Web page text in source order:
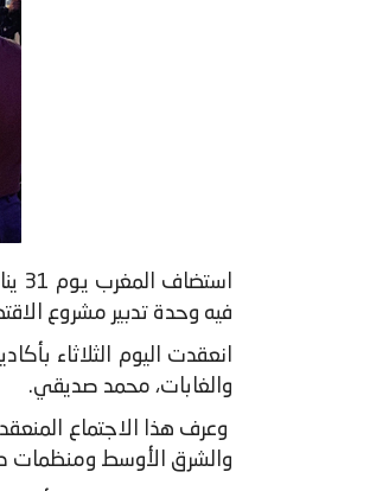
فيه وحدة تدبير مشروع
انعقدت اليوم الثلاثاء
والغابات، محمد صديقي.
والشرق الأوسط ومنظمات